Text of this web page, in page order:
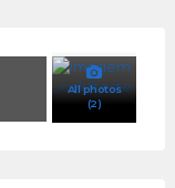
All photos
(2)